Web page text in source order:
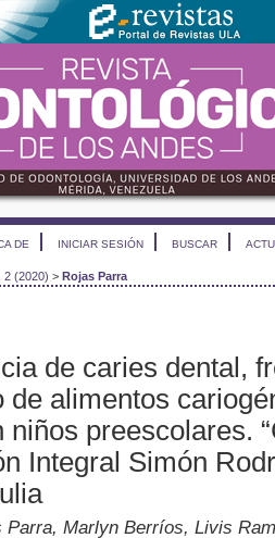
DE INICIAR SESIÓN BUSCAR
2 (2020) > Rojas Parra
de caries dental,
de alimentos
niños preescolares.
Integral Simón
Parra, Marlyn Berríos, Livis